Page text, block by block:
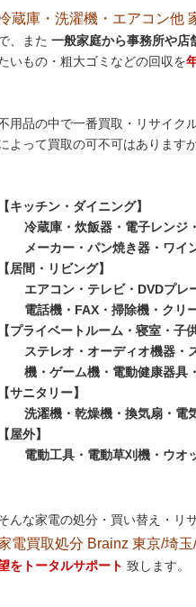
蔵庫・洗濯機・エアコン他
、また 一般家庭から事務所や店
いもの・粗大ゴミなどの回収を
用品の中で一番買取・リサイク
よって買取の可不可はありますが
【キッチン・ダイニング】
冷蔵庫・炊飯器・電子レンジ
メーカー・パン焼き器・ワイ
【居間・リビング】
エアコン・テレビ・DVDプレ
電話機・FAX・掃除機・クリ
【プライベートルーム・寝室・子
ステレオ・オーディオ機器・
機・ゲーム機・電動健康器
【サニタリー】
洗濯機・乾燥機・換気扇・電
【屋外】
電動工具・電動草刈機・ウ
んな家電の処分・買い替え・リ
電買取処分 Brainz 東京/埼
をトータルサポート 致します。